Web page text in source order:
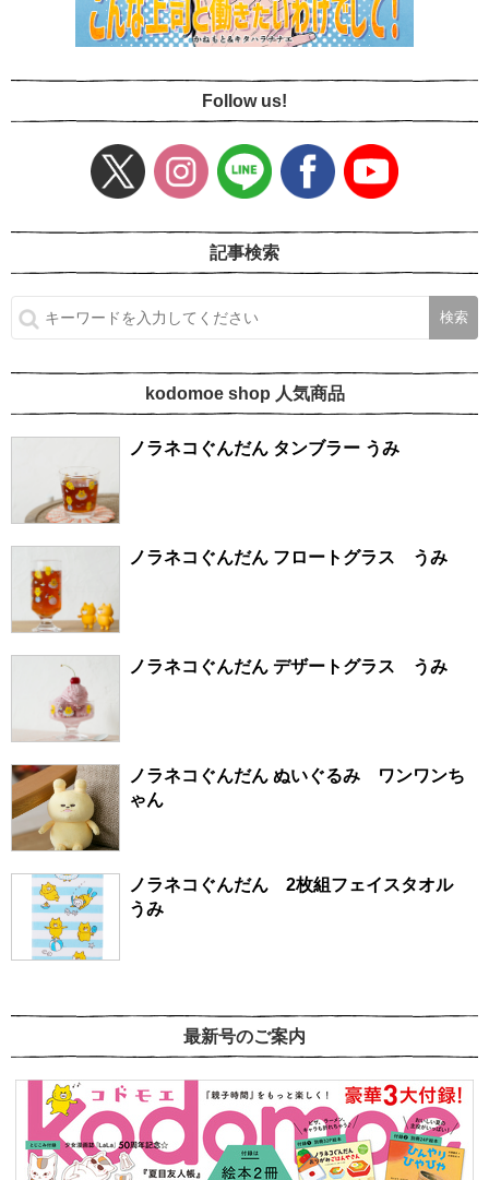
Follow us!
記事検索
kodomoe shop 人気商品
ノラネコぐんだん タンブラー うみ
ノラネコぐんだん フロートグラス うみ
ノラネコぐんだん デザートグラス うみ
ノラネコぐんだん ぬいぐるみ ワンワンち
ゃん
ノラネコぐんだん 2枚組フェイスタオル
うみ
最新号のご案内